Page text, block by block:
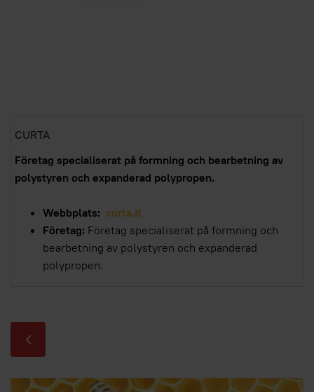
CURTA
Företag specialiserat på formning och bearbetning av
polystyren och expanderad polypropen.
Webbplats: curta.it
Företag: Företag specialiserat på formning och
bearbetning av polystyren och expanderad
polypropen.